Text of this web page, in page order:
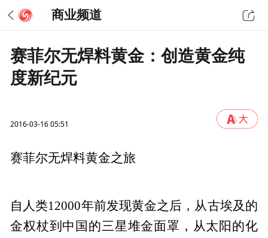
商业频道
赛菲尔无焊料黄金：创造黄金纯
度新纪元
2016-03-16 05:51
赛菲尔无焊料黄金之旅
自人类12000年前发现黄金之后，从古埃及的
金权杖到中国的三星堆金面罩，从太阳的化